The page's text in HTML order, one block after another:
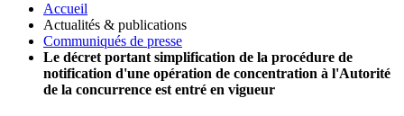
Accueil
Actualités & publications
Communiqués de presse
Le décret portant simplification de la procédure de
notification d'une opération de concentration à l'Autorité
de la concurrence est entré en vigueur